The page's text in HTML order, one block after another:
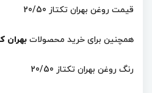
قیمت روغن بهران تکتاز 20/50
همچنین برای خرید محصولات بهران
رنگ روغن بهران تکتاز 20/50